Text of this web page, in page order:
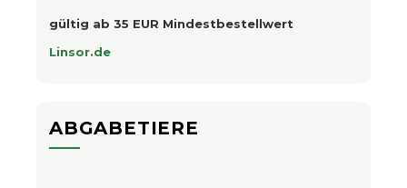
gültig ab 35 EUR Mindestbestellwert
Linsor.de
ABGABETIERE